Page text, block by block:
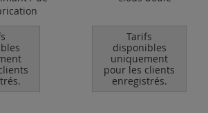
Tarifs
disponibles
uniquement
pour les clients
enregistrés.